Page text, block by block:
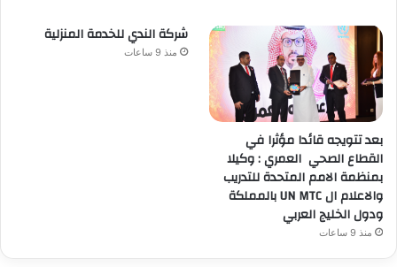
بعد تتويجه قائدا مؤثرا في
القطاع الصحي العمري : وكيلا
بمنظمة الامم المتحدة للتدريب
والاعلام ال UN MTC بالمملكة
ودول الخليج العربي
منذ 9 ساعات
شركة الندي للخدمة المنزلية
منذ 9 ساعات